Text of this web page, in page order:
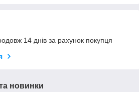
14 днів за рахунок покупця
новинки